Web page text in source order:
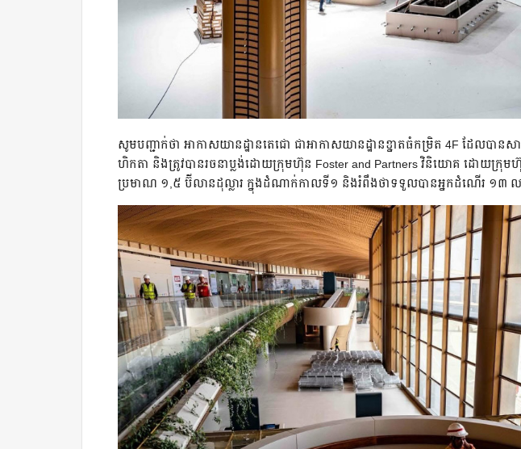
សូមបញ្ជាក់ថា អាកាសយានដ្ឋានតេជោ ជាអាកាសយានដ្ឋានខ្នាតធំកម្រិត 4F ដែលបា
ហិកតា និងត្រូវបានរចនាប្លង់ដោយក្រុមហ៊ុន Foster and Partners វិនិយោគ ដោយក្
ប្រមាណ ១,៥ ប៊ីលានដុល្លារ ក្នុងដំណាក់កាលទី១ និងរំពឹងថាទទួលបានអ្នកដំណើរ ១៣ លា